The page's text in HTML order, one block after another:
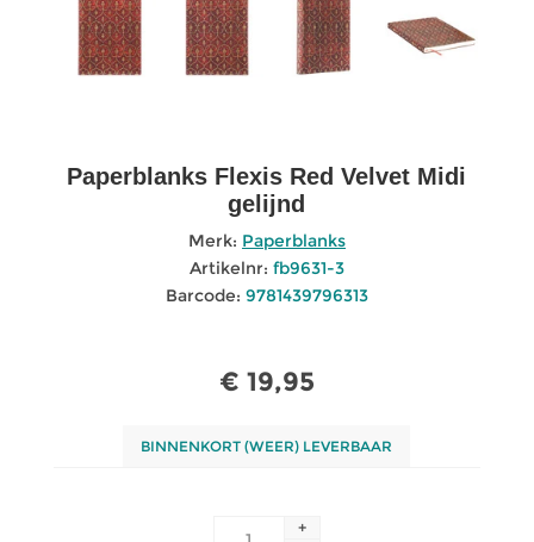
Paperblanks Flexis Red Velvet Midi
gelijnd
Merk: Paperblanks
Artikelnr: fb9631-3
Barcode: 9781439796313
€ 19,95
BINNENKORT (WEER) LEVERBAAR
+